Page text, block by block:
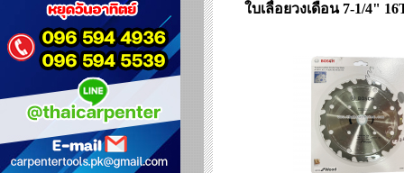
ใบเลื่อยวงเดือน 7-1/4"